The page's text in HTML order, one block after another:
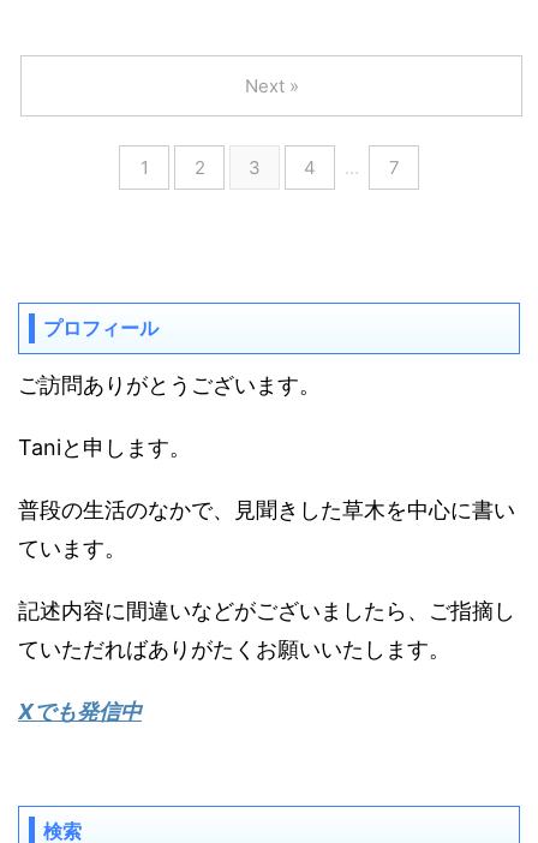
1 2 3 4 … 7
Next »
プロフィール
ご訪問ありがとうございます。
Taniと申します。
普段の生活のなかで、見聞きした草木を中心に書い
ています。
記述内容に間違いなどがございましたら、ご指摘し
ていただればありがたくお願いいたします。
Xでも発信中
検索